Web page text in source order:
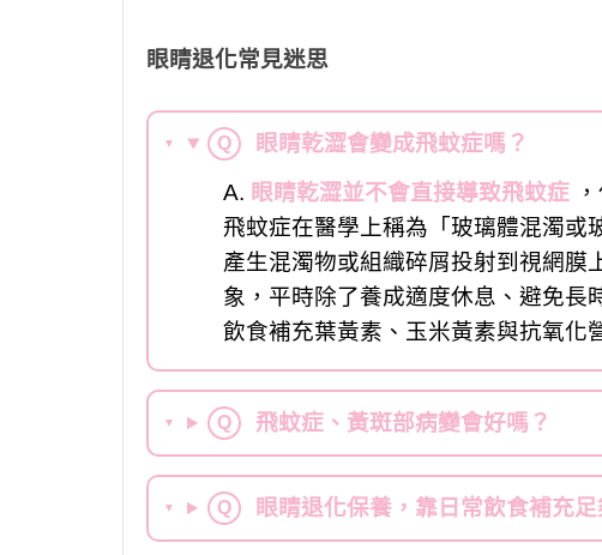
眼睛退化常見迷思
▼ Q
眼睛乾澀會變成飛蚊症嗎？
A. 眼睛乾澀並不會直接導致飛蚊症
飛蚊症在醫學上稱為「玻璃體混濁或
產生混濁物或組織碎屑投射到視網膜
象，平時除了養成適度休息、避免長
飲食補充葉黃素、玉米黃素與抗氧化
▼ Q 飛蚊症、黃斑部病變會好嗎？
▼ Q 眼睛退化保養，靠日常飲食補充足